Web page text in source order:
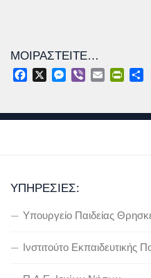
ΜΟΙΡΑΣΤΕΊΤΕ…
FacebookMessenger
Viber Email
ΥΠΗΡΕΣΊΕΣ:
Υπουργείο Παιδείας
Ινστιτούτο Εκπαιδευτικής